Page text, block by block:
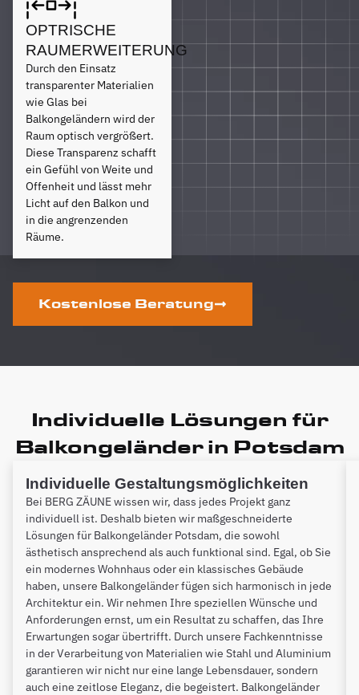
OPTRISCHE
RAUMERWEITERUNG
Durch den Einsatz
transparenter Materialien
wie Glas bei
Balkongeländern wird der
Raum optisch vergrößert.
Diese Transparenz schafft
ein Gefühl von Weite und
Offenheit und lässt mehr
Licht auf den Balkon und
in die angrenzenden
Räume.
Kostenlose Beratung
Individuelle Lösungen für
Balkongeländer in Potsdam
Individuelle Gestaltungsmöglichkeiten
Bei BERG ZÄUNE wissen wir, dass jedes Projekt ganz
individuell ist. Deshalb bieten wir maßgeschneiderte
Lösungen für Balkongeländer Potsdam, die sowohl
ästhetisch ansprechend als auch funktional sind. Egal, ob Sie
ein modernes Wohnhaus oder ein klassisches Gebäude
haben, unsere Balkongeländer fügen sich harmonisch in jede
Architektur ein. Wir nehmen Ihre speziellen Wünsche und
Anforderungen ernst, um ein Resultat zu schaffen, das Ihre
Erwartungen sogar übertrifft. Durch unsere Fachkenntnisse
in der Verarbeitung von Materialien wie Stahl und Aluminium
garantieren wir nicht nur eine lange Lebensdauer, sondern
auch eine zeitlose Eleganz, die begeistert. Balkongeländer